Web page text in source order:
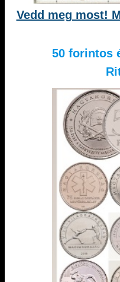
Vedd meg most!
50 forintos